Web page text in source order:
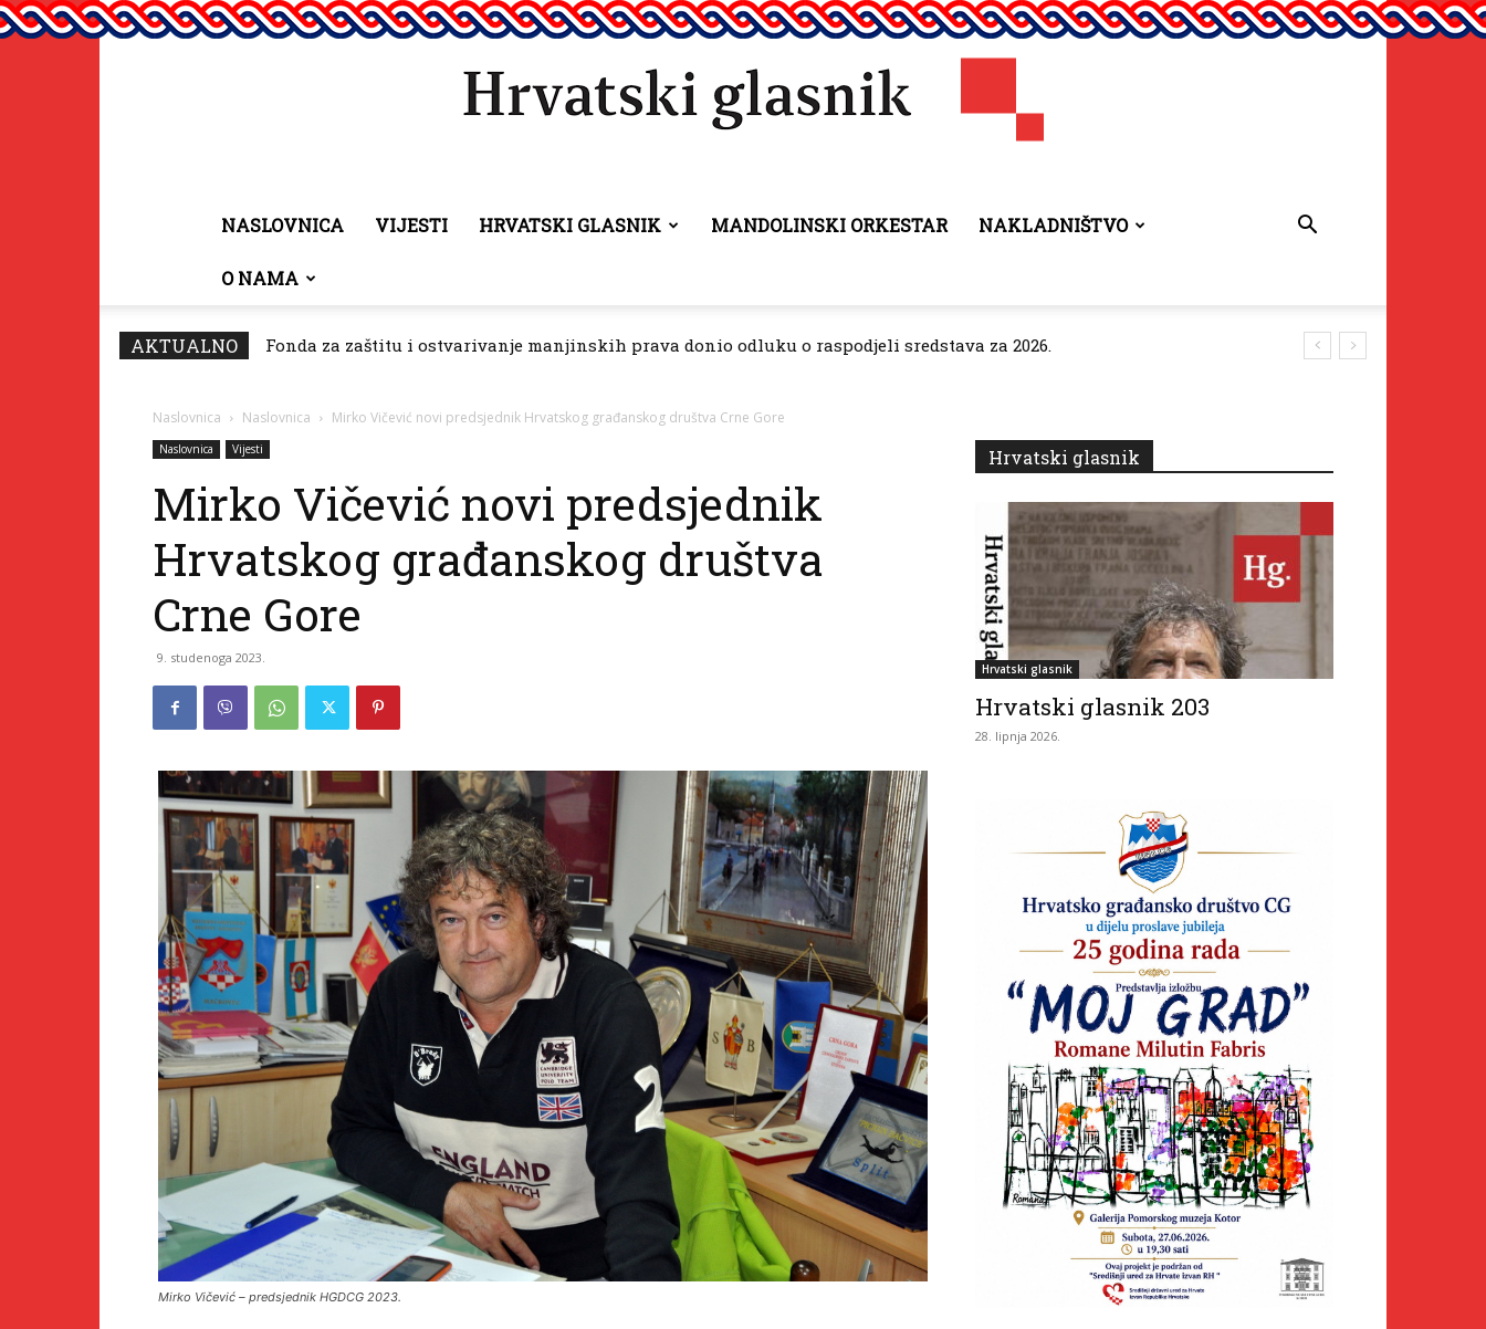
glasnik
NASLOVNICA VIJESTI HRVATSKI GLASNIK MANDOLINSKI ORKESTAR NAKLADNIŠTVO
O NAMA
AKTUALNO Fonda za zaštitu i ostvarivanje manjinskih prava donio odluku o raspodjeli sredstava za 2026.
Naslovnica Naslovnica Mirko Vičević novi predsjednik Hrvatskog građanskog društva Crne Gore
Naslovnica Vijesti
Mirko Vičević novi predsjednik
Hrvatskog građanskog društva
Crne Gore
9. studenoga 2023.
Mirko Vičević – predsjednik HGDCG 2023.
Hrvatski glasnik
Hrvatski glasnik
Hrvatski glasnik 203
28. lipnja 2026.